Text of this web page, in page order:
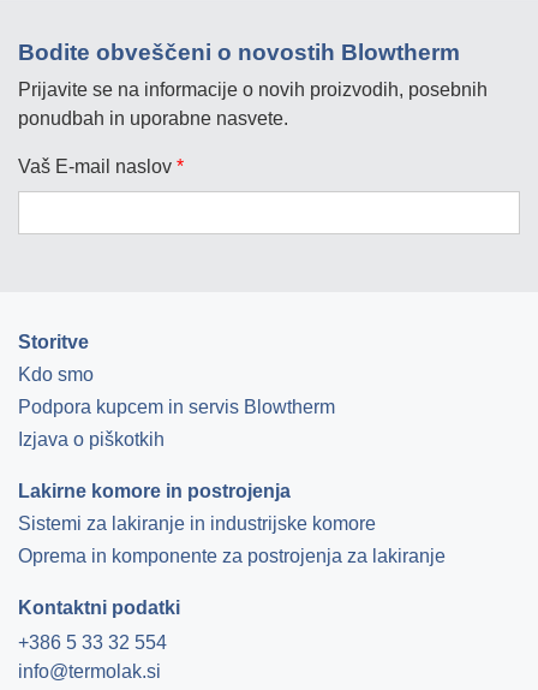
Bodite obveščeni o novostih Blowtherm
Prijavite se na informacije o novih proizvodih, posebnih
ponudbah in uporabne nasvete.
Vaš E-mail naslov *
Storitve
Kdo smo
Podpora kupcem in servis Blowtherm
Izjava o piškotkih
Lakirne komore in postrojenja
Sistemi za lakiranje in industrijske komore
Oprema in komponente za postrojenja za lakiranje
Kontaktni podatki
+386 5 33 32 554
info@termolak.si